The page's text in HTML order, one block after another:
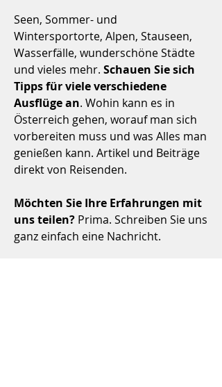
Seen, Sommer- und
Wintersportorte, Alpen, Stauseen,
Wasserfälle, wunderschöne Städte
und vieles mehr. Schauen Sie sich
Tipps für viele verschiedene
Ausflüge an. Wohin kann es in
Österreich gehen, worauf man sich
vorbereiten muss und was Alles man
genießen kann. Artikel und Beiträge
direkt von Reisenden.
Möchten Sie Ihre Erfahrungen mit
uns teilen? Prima. Schreiben Sie uns
ganz einfach eine Nachricht.